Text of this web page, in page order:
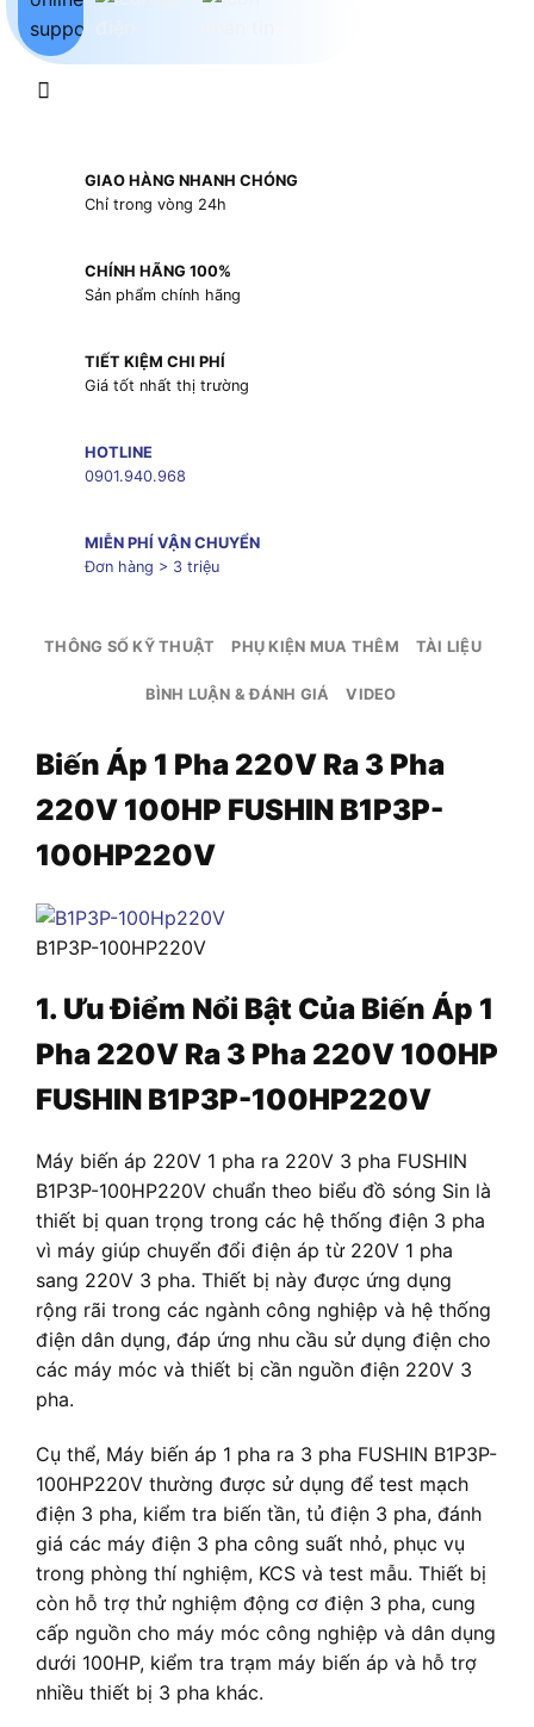
GIAO HÀNG NHANH CHÓNG
Chỉ trong vòng 24h
CHÍNH HÃNG 100%
Sản phẩm chính hãng
TIẾT KIỆM CHI PHÍ
Giá tốt nhất thị trường
HOTLINE
0901.940.968
MIỄN PHÍ VẬN CHUYỂN
Đơn hàng > 3 triệu
THÔNG SỐ KỸ THUẬT PHỤ KIỆN MUA THÊM TÀI LIỆU
BÌNH LUẬN & ĐÁNH GIÁ VIDEO
Biến Áp 1 Pha 220V Ra 3 Pha
220V 100HP FUSHIN B1P3P-
100HP220V
B1P3P-100HP220V
1. Ưu Điểm Nổi Bật Của Biến Áp 1
Pha 220V Ra 3 Pha 220V 100HP
FUSHIN B1P3P-100HP220V
Máy biến áp 220V 1 pha ra 220V 3 pha FUSHIN
B1P3P-100HP220V chuẩn theo biểu đồ sóng Sin là
thiết bị quan trọng trong các hệ thống điện 3 pha
vì máy giúp chuyển đổi điện áp từ 220V 1 pha
sang 220V 3 pha. Thiết bị này được ứng dụng
rộng rãi trong các ngành công nghiệp và hệ thống
điện dân dụng, đáp ứng nhu cầu sử dụng điện cho
các máy móc và thiết bị cần nguồn điện 220V 3
pha.
Cụ thể, Máy biến áp 1 pha ra 3 pha FUSHIN B1P3P-
100HP220V thường được sử dụng để test mạch
điện 3 pha, kiểm tra biến tần, tủ điện 3 pha, đánh
giá các máy điện 3 pha công suất nhỏ, phục vụ
trong phòng thí nghiệm, KCS và test mẫu. Thiết bị
còn hỗ trợ thử nghiệm động cơ điện 3 pha, cung
cấp nguồn cho máy móc công nghiệp và dân dụng
dưới 100HP, kiểm tra trạm máy biến áp và hỗ trợ
nhiều thiết bị 3 pha khác.